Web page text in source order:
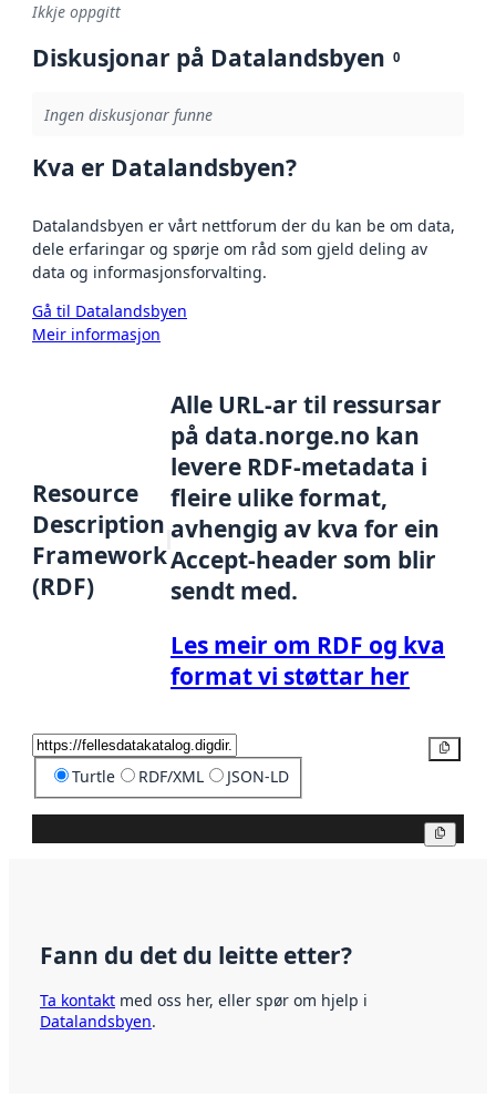
Ikkje oppgitt
Diskusjonar på Datalandsbyen 0
Ingen diskusjonar funne
Kva er Datalandsbyen?
Datalandsbyen er vårt nettforum der du kan be om data,
dele erfaringar og spørje om råd som gjeld deling av
data og informasjonsforvalting.
Gå til Datalandsbyen
Meir informasjon
Resource
Description
Framework
(RDF)
Alle URL-ar til ressursar
på data.norge.no kan
levere RDF-metadata i
fleire ulike format,
avhengig av kva for ein
Accept-header som blir
sendt med.
Les meir om RDF og kva
format vi støttar her
Turtle RDF/XML JSON-LD
Fann du det du leitte etter?
Ta kontakt med oss her, eller spør om hjelp i
Datalandsbyen.